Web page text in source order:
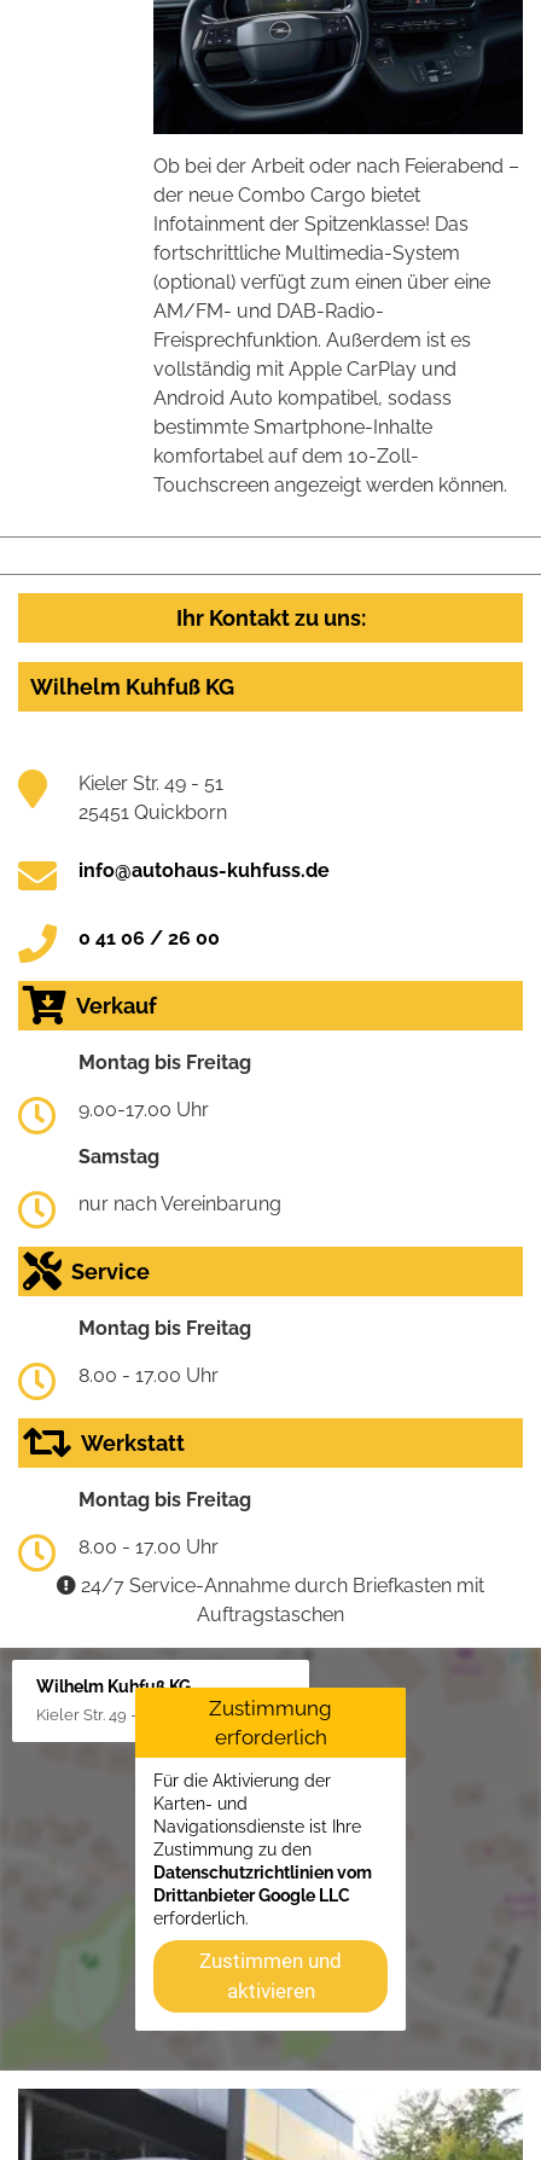
Ob bei der Arbeit oder nach Feierabend –
der neue Combo Cargo bietet
Infotainment der Spitzenklasse! Das
fortschrittliche Multimedia-System
(optional) verfügt zum einen über eine
AM/FM- und DAB-Radio-
Freisprechfunktion. Außerdem ist es
vollständig mit Apple CarPlay und
Android Auto kompatibel, sodass
bestimmte Smartphone-Inhalte
komfortabel auf dem 10-Zoll-
Touchscreen angezeigt werden können.
Ihr Kontakt zu uns:
Wilhelm Kuhfuß KG
Kieler Str. 49 - 51
25451 Quickborn
info@autohaus-kuhfuss.de
0 41 06 / 26 00
Verkauf
Montag bis Freitag
9.00-17.00 Uhr
Samstag
nur nach Vereinbarung
Service
Montag bis Freitag
8.00 - 17.00 Uhr
Werkstatt
Montag bis Freitag
8.00 - 17.00 Uhr
24/7 Service-Annahme durch Briefkasten mit
Auftragstaschen
Wilhelm Kuhfuß KG
Kieler Str. 49 - 51, 25451 Quickborn
Zustimmung
erforderlich
Für die Aktivierung der
Karten- und
Navigationsdienste ist Ihre
Zustimmung zu den
Datenschutzrichtlinien vom
Drittanbieter Google LLC
erforderlich.
Zustimmen und
aktivieren